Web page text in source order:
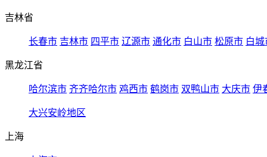
吉林省
长春市 吉林市 四平市 辽源市 通化市 白山市 松原市 白城
黑龙江省
哈尔滨市 齐齐哈尔市 鸡西市 鹤岗市 双鸭山市 大庆市 伊
大兴安岭地区
上海